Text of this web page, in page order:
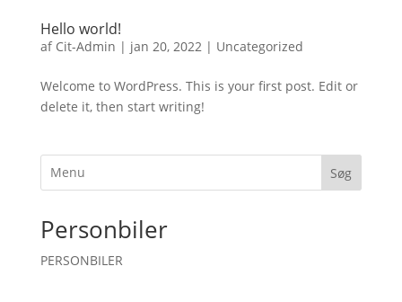
Hello world!
af Cit-Admin | jan 20, 2022 | Uncategorized
Welcome to WordPress. This is your first post. Edit or
delete it, then start writing!
Søg
Personbiler
PERSONBILER